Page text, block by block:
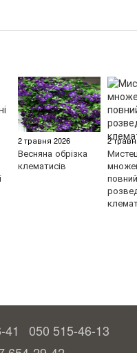
2 травня 2026
Весняна обрізка
клематисів
2
повний
41
050 515-46-13